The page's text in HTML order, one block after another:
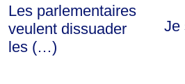
Les parlementaires
veulent dissuader
les (…)
Je